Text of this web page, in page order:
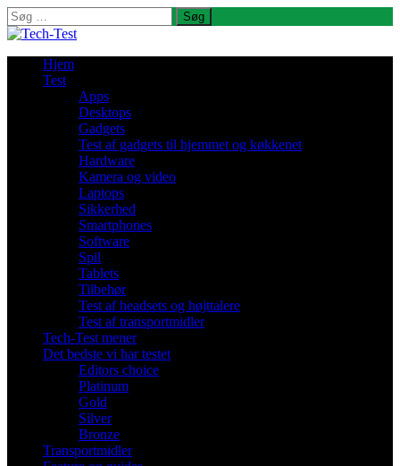
Søg
efter:
Hjem
Test
Apps
Desktops
Gadgets
Test af gadgets til hjemmet og køkkenet
Hardware
Kamera og video
Laptops
Sikkerhed
Smartphones
Software
Spil
Tablets
Tilbehør
Test af headsets og højttalere
Test af transportmidler
Tech-Test mener
Det bedste vi har testet
Editors choice
Platinum
Gold
Silver
Bronze
Transportmidler